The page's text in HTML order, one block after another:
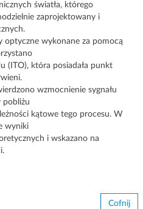
światła, którego
zaprojektowany i
optyczne wykonane za pomocą
(ITO), która posiadała punkt
wzmocnienie sygnału
pobliżu
kątowe tego procesu. W
wyniki
i wskazano na
Cofnij